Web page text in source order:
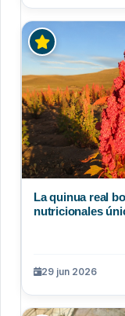
La quinua real
nutricionales
29 jun 2026